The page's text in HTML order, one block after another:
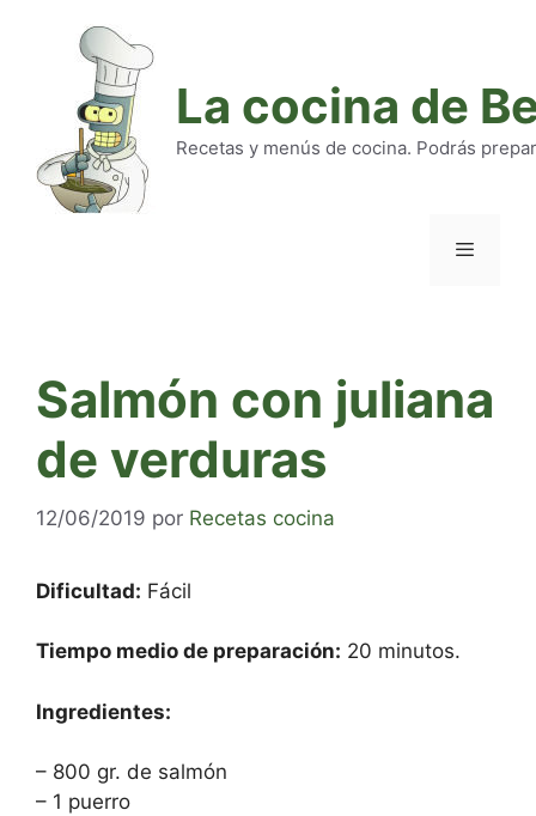
La cocina de
Recetas y menús de cocina. Podrás
Salmón con juliana
de verduras
12/06/2019 por Recetas cocina
Dificultad: Fácil
Tiempo medio de preparación: 20 minutos.
Ingredientes:
– 800 gr. de salmón
– 1 puerro